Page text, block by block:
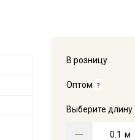
В розницу
Оптом
Выберите длину
м